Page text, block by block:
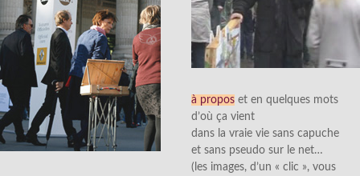
à propos et en quelques mots
d’où ça vient
dans la vraie vie sans capuche
et sans pseudo sur le net…
(les images, d’un « clic », vous